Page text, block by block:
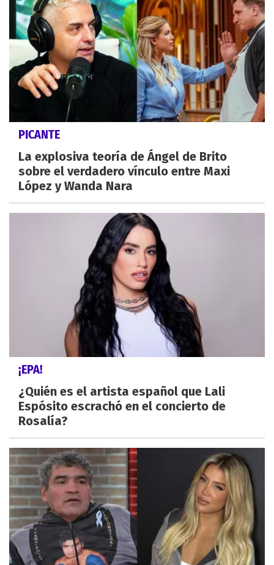
PICANTE
La explosiva teoría de Ángel de Brito
sobre el verdadero vínculo entre Maxi
López y Wanda Nara
¡EPA!
¿Quién es el artista español que Lali
Espósito escrachó en el concierto de
Rosalía?